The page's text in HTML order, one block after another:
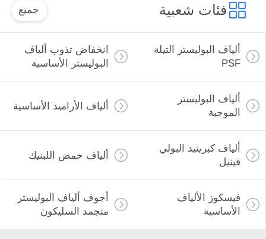
فئات شعبية جميع
ألياف البوليستر التيلة
PSF
انخفاض تذوب ألياف
البوليستر الأساسية
ألياف البوليستر
الموجبة
ألياف الأراميد الأساسية
ألياف كبريتيد البولي
فينيل
ألياف حمض اللبنيك
فيسكوز الألياف
الأساسية
أجوف ألياف البوليستر
متجمد السليكون